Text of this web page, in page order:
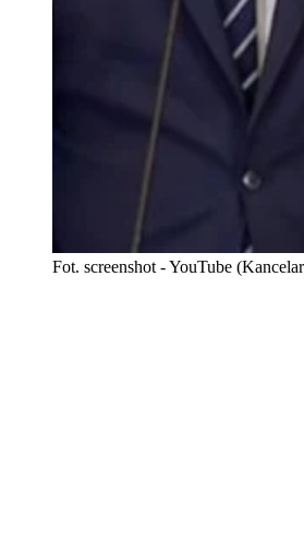
Fot. screenshot - YouTube